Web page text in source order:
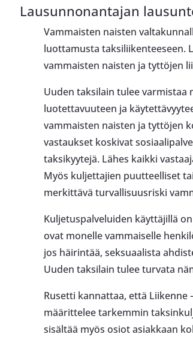
Lausunnonantajan
Vammaisten naisten
luottamusta taksiliikenteeseen.
vammaisten naisten ja tyttöjen
Uuden taksilain tulee varmistaa
luotettavuuteen ja
vammaisten naisten ja tyttöjen
vastaukset koskivat
taksikyytejä. Lähes kaikki
Myös kuljettajien puutteelliset
merkittävä turvallisuusriski
Kuljetuspalveluiden käyttäjillä
ovat monelle vammaiselle
jos häirintää, seksuaalista
Uuden taksilain tulee turvata
Rusetti kannattaa, että
määrittelee tarkemmin
sisältää myös osiot asiakkaan